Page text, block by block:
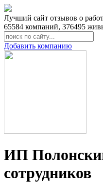
Лучший сайт отзывов о
65584 компаний, 376495
Добавить компанию
ИП
сотрудников